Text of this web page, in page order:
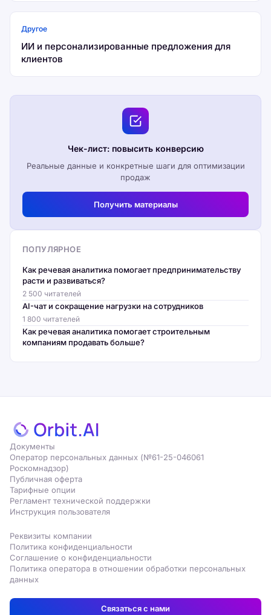
Другое
ИИ и персонализированные предложения для
клиентов
Чек-лист: повысить конверсию
Реальные данные и конкретные шаги для оптимизации
продаж
Получить материалы
ПОПУЛЯРНОЕ
Как речевая аналитика помогает предпринимательству
расти и развиваться?
2 500 читателей
AI-чат и сокращение нагрузки на сотрудников
1 800 читателей
Как речевая аналитика помогает строительным
компаниям продавать больше?
Документы
Оператор персональных данных (№61-25-046061
Роскомнадзор)
Публичная оферта
Тарифные опции
Регламент технической поддержки
Инструкция пользователя
Реквизиты компании
Политика конфиденциальности
Соглашение о конфиденциальности
Политика оператора в отношении обработки персональных
данных
Связаться с нами